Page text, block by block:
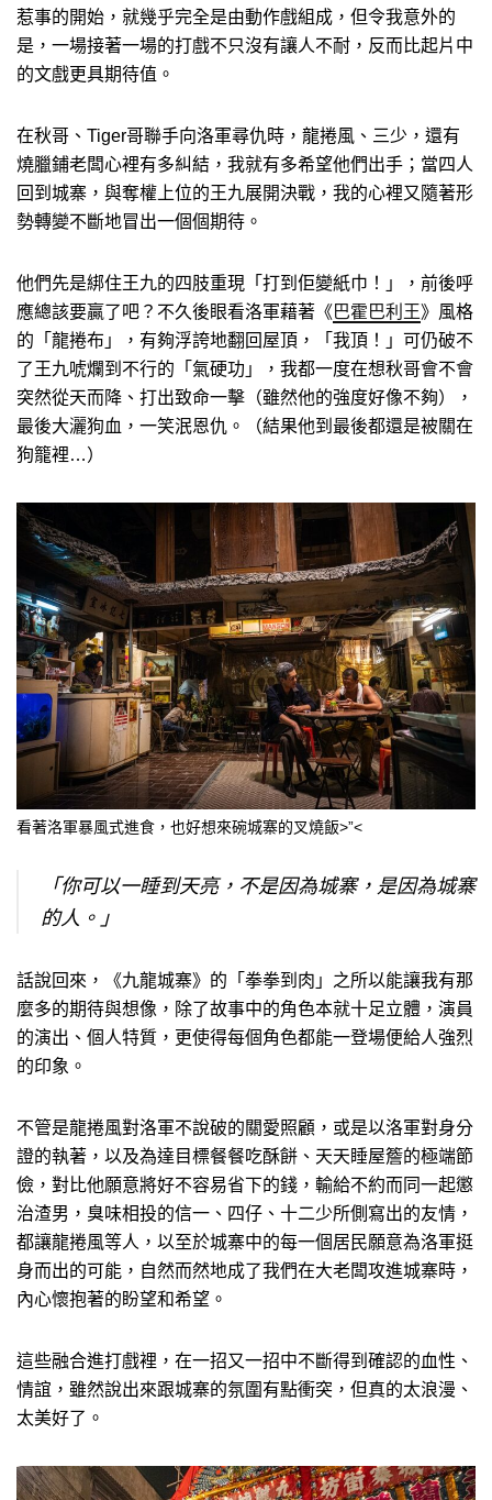
惹事的開始，就幾乎完全是由動作戲組成，但令我意外的
是，一場接著一場的打戲不只沒有讓人不耐，反而比起片中
的文戲更具期待值。
在秋哥、Tiger哥聯手向洛軍尋仇時，龍捲風、三少，還有
燒臘鋪老闆心裡有多糾結，我就有多希望他們出手；當四人
回到城寨，與奪權上位的王九展開決戰，我的心裡又隨著形
勢轉變不斷地冒出一個個期待。
他們先是綁住王九的四肢重現「打到佢變紙巾！」，前後呼
應總該要贏了吧？不久後眼看洛軍藉著《 巴霍巴利王》風格
的「龍捲布」，有夠浮誇地翻回屋頂，「我頂！」可仍破不
了王九唬爛到不行的「氣硬功」，我都一度在想秋哥會不會
突然從天而降、打出致命一擊（雖然他的強度好像不夠），
最後大灑狗血，一笑泯恩仇。（結果他到最後都還是被關在
狗籠裡…）
看著洛軍暴風式進食，也好想來碗城寨的叉燒飯>”<
「你可以一睡到天亮，不是因為城寨，是因為城寨
的人。」
話說回來，《九龍城寨》的「拳拳到肉」之所以能讓我有那
麼多的期待與想像，除了故事中的角色本就十足立體，演員
的演出、個人特質，更使得每個角色都能一登場便給人強烈
的印象。
不管是龍捲風對洛軍不說破的關愛照顧，或是以洛軍對身分
證的執著，以及為達目標餐餐吃酥餅、天天睡屋簷的極端節
儉，對比他願意將好不容易省下的錢，輸給不約而同一起懲
治渣男，臭味相投的信一、四仔、十二少所側寫出的友情，
都讓龍捲風等人，以至於城寨中的每一個居民願意為洛軍挺
身而出的可能，自然而然地成了我們在大老闆攻進城寨時，
內心懷抱著的盼望和希望。
這些融合進打戲裡，在一招又一招中不斷得到確認的血性、
情誼，雖然說出來跟城寨的氛圍有點衝突，但真的太浪漫、
太美好了。